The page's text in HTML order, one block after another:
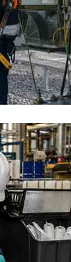
救人员都将
建议配备如下
行选用。如